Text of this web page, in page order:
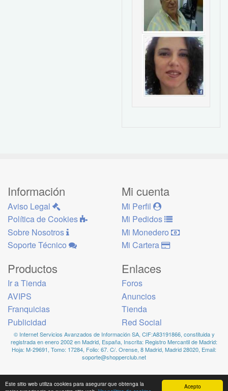
Acepto
Este sitio web utiliza cookies para asegurar que obtenga la
Información
Aviso Legal
Política de Cookies
Sobre Nosotros
Soporte Técnico
Mi cuenta
Mi Perfil
Mi Pedidos
Mi Monedero
Mi Cartera
Productos
Ir a Tienda
AVIPS
Franquicias
Publicidad
Enlaces
Foros
Anuncios
Tienda
Red Social
© Internet Servicios Avanzados de Información SA, CIF:A83191866, constituida y
registrada en enero 2002 en Madrid, España, Inscrita: Registro Mercantil de Madrid:
Hoja: M-29691, Tomo: 17284, Folio: 67. C/. Orense, 8 Madrid, Madrid 28020, Email:
soporte@shopperclub.net